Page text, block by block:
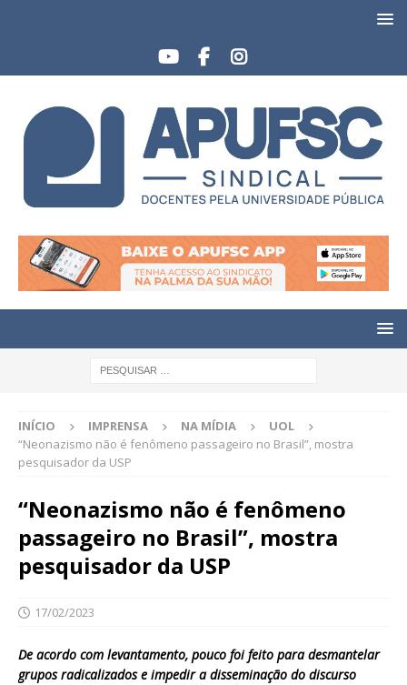
INÍCIO IMPRENSA NA MÍDIA
UOL
“Neonazismo não é fenômeno passageiro no Brasil”, mostra
pesquisador da USP
“Neonazismo não é fenômeno
passageiro no Brasil”, mostra
pesquisador da USP
17/02/2023
De acordo com levantamento, pouco foi feito para desmantelar
grupos radicalizados e impedir a disseminação do discurso